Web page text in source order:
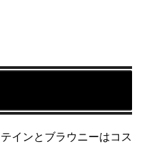
インとブラウニーはコス